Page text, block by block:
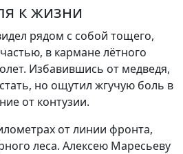
к жизни
рядом с собой тощего,
в кармане лётного
Избавившись от медведя,
но ощутил жгучую боль в
от контузии.
от линии фронта,
леса. Алексею Маресьеву